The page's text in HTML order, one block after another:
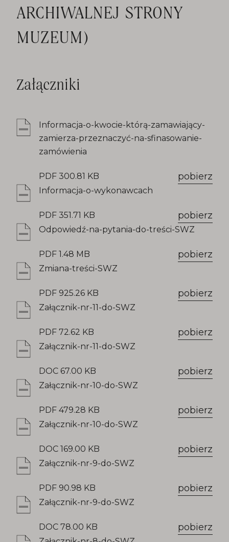
ARCHIWALNEJ STRONY
MUZEUM)
Załączniki
Informacja-o-kwocie-którą-zamawiający-
zamierza-przeznaczyć-na-sfinasowanie-
zamówienia
PDF 300.81 KB pobierz
Informacja-o-wykonawcach
PDF 351.71 KB pobierz
Odpowiedź-na-pytania-do-treści-SWZ
PDF 1.48 MB pobierz
Zmiana-treści-SWZ
PDF 925.26 KB pobierz
Załącznik-nr-11-do-SWZ
PDF 72.62 KB pobierz
Załącznik-nr-11-do-SWZ
DOC 67.00 KB pobierz
Załącznik-nr-10-do-SWZ
PDF 479.28 KB pobierz
Załącznik-nr-10-do-SWZ
DOC 169.00 KB pobierz
Załącznik-nr-9-do-SWZ
PDF 90.98 KB pobierz
Załącznik-nr-9-do-SWZ
DOC 78.00 KB pobierz